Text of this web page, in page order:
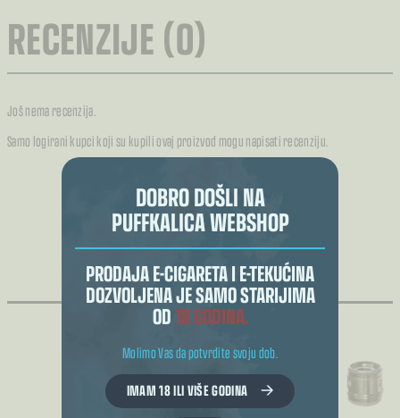
DOBRO DOŠLI NA
PUFFKALICA WEBSHOP
PRODAJA E-CIGARETA I E-TEKUĆINA
DOZVOLJENA JE SAMO STARIJIMA
OD18 GODINA.
Molimo Vas da potvrdite svoju dob.
IMAM 18 ILI VIŠE GODINA
RECENZIJE (0)
Još nema recenzija.
Samo logirani kupci koji su kupili ovaj proizvod mogu napisati recenziju.
POVEZANI PROIZVODI